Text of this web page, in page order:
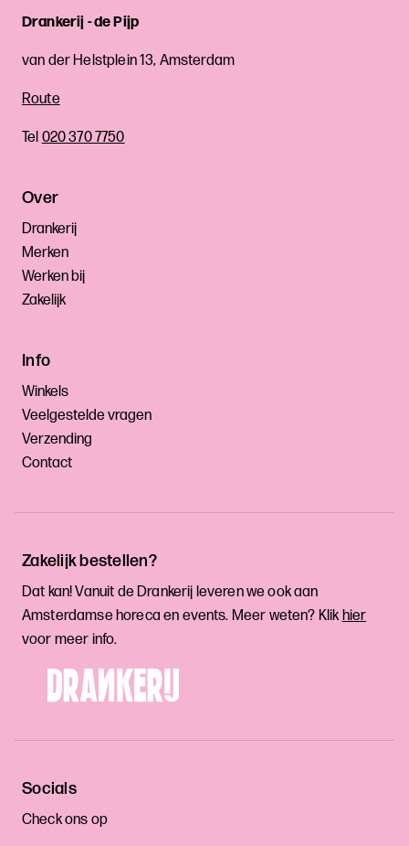
Zakelijk bestellen?
Dat kan! Vanuit de Drankerij leveren we ook aan
Amsterdamse horeca en events. Meer weten? Klikhier
voor meer info.
Socials
Check ons op
Drankerij - de Pijp
van der Helstplein 13, Amsterdam
Route
Tel 020 370 7750
Over
Drankerij
Merken
Werken bij
Zakelijk
Info
Winkels
Veelgestelde vragen
Verzending
Contact